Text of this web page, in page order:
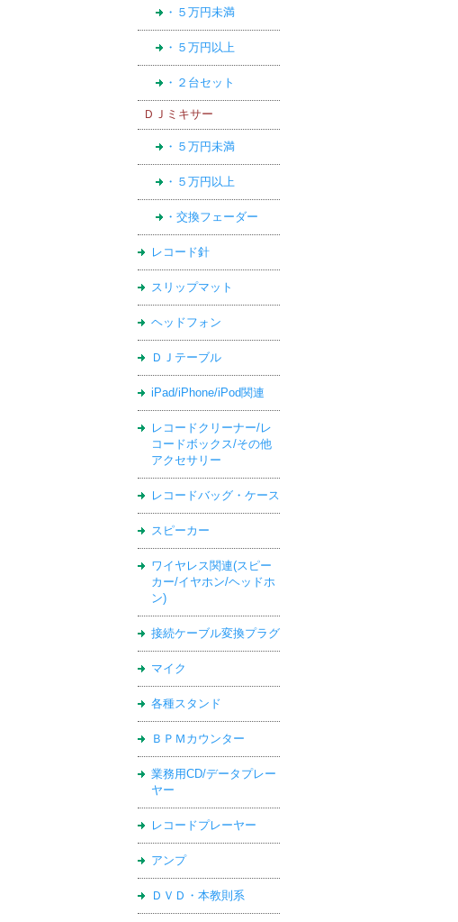
・５万円未満
・５万円以上
・２台セット
ＤＪミキサー
・５万円未満
・５万円以上
・交換フェーダー
レコード針
スリップマット
ヘッドフォン
ＤＪテーブル
iPad/iPhone/iPod関連
レコードクリーナー/レ
コードボックス/その他
アクセサリー
レコードバッグ・ケース
スピーカー
ワイヤレス関連(スピー
カー/イヤホン/ヘッドホ
ン)
接続ケーブル変換プラグ
マイク
各種スタンド
ＢＰＭカウンター
業務用CD/データプレー
ヤー
レコードプレーヤー
アンプ
ＤＶＤ・本教則系